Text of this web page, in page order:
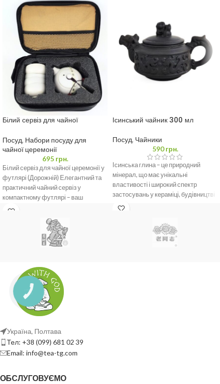
Білий сервіз для чайної
Посуд, Набори посуду для
чайної церемонії
695грн.
Білий сервіз для чайної церемонії у
футлярі (Дорожній) Елегантний та
практичний чайний сервіз у
компактному футлярі – ваш
ідеальний компаньйон
Ісинський чайник 300 мл
Посуд, Чайники
590грн.
Ісинська глина – це природний
мінерал, що має унікальні
властивості і широкий спектр
застосувань у кераміці, будівництві
та медицині завдяки
Україна, Полтава
Тел: +38 (099) 681 02 39
Email: info@tea-tg.com
ОБСЛУГОВУЄМО
КНОПКА
ЗВ'ЯЗКУ